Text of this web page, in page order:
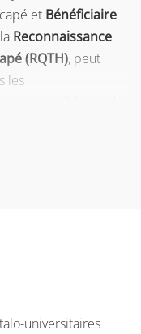
et Bénéficiaire
Reconnaissance
(RQTH), peut
les
universitaires